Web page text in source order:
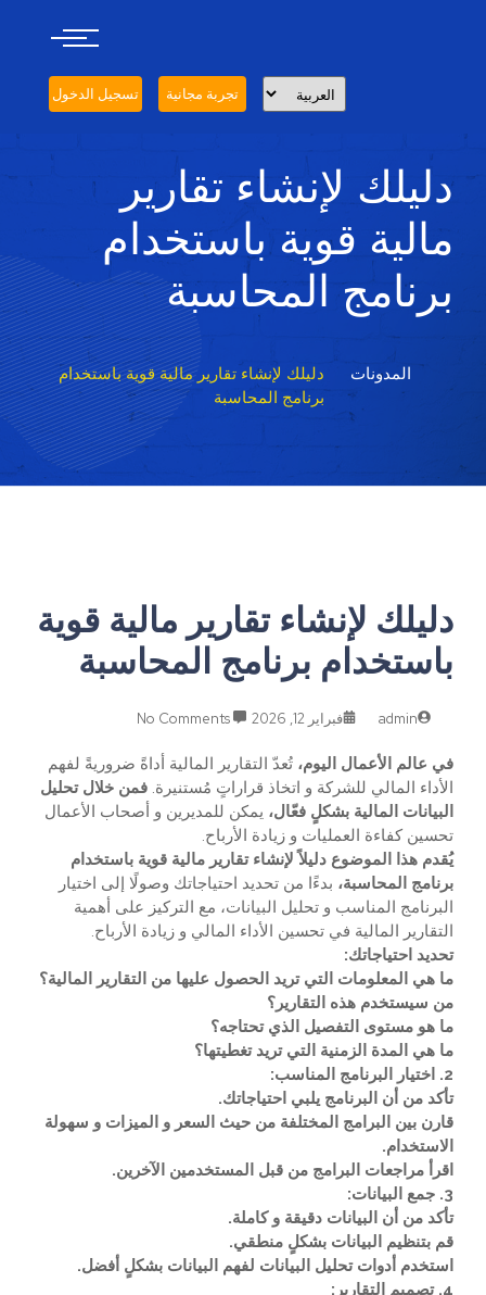
تجربة مجانية تسجيل الدخول
دليلك لإنشاء تقارير
مالية قوية باستخدام
برنامج المحاسبة
المدونات
دليلك لإنشاء تقارير مالية قوية باستخدام
برنامج المحاسبة
دليلك لإنشاء تقارير مالية قوية
باستخدام برنامج المحاسبة
admin فبراير 12, 2026
في عالم الأعمال اليوم، تُعدّ التقارير المالية أداةً ضروريةً لفهم
الأداء المالي للشركة و اتخاذ قراراتٍ مُستنيرة. فمن خلال تحليل
البيانات المالية بشكلٍ فعّال، يمكن للمديرين و أصحاب الأعمال
تحسين كفاءة العمليات و زيادة الأرباح.
يُقدم هذا الموضوع دليلاً لإنشاء تقارير مالية قوية باستخدام
برنامج المحاسبة، بدءًا من تحديد احتياجاتك وصولًا إلى اختيار
البرنامج المناسب و تحليل البيانات، مع التركيز على أهمية
التقارير المالية في تحسين الأداء المالي و زيادة الأرباح.
تحديد احتياجاتك:
ما هي المعلومات التي تريد الحصول عليها من التقارير المالية؟
من سيستخدم هذه التقارير؟
ما هو مستوى التفصيل الذي تحتاجه؟
ما هي المدة الزمنية التي تريد تغطيتها؟
2. اختيار البرنامج المناسب:
تأكد من أن البرنامج يلبي احتياجاتك.
قارن بين البرامج المختلفة من حيث السعر و الميزات و سهولة
الاستخدام.
اقرأ مراجعات البرامج من قبل المستخدمين الآخرين.
3. جمع البيانات:
تأكد من أن البيانات دقيقة و كاملة.
قم بتنظيم البيانات بشكلٍ منطقي.
استخدم أدوات تحليل البيانات لفهم البيانات بشكلٍ أفضل.
4. تصميم التقارير: